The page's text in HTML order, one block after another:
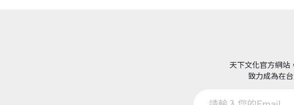
天下文化官方網站
致力成為在